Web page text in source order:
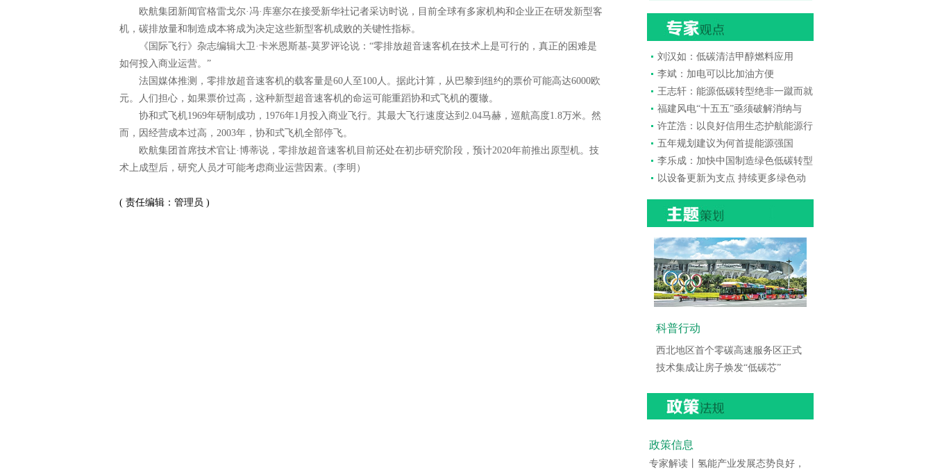
欧航集团新闻官格雷戈尔·冯·库塞尔在接受新华社记者采访时说，目前全球有多家机构和企业正在研发新型客
机，碳排放量和制造成本将成为决定这些新型客机成败的关键性指标。
《国际飞行》杂志编辑大卫·卡米恩斯基-莫罗评论说：“零排放超音速客机在技术上是可行的，真正的困难是
如何投入商业运营。”
法国媒体推测，零排放超音速客机的载客量是60人至100人。据此计算，从巴黎到纽约的票价可能高达6000欧
元。人们担心，如果票价过高，这种新型超音速客机的命运可能重蹈协和式飞机的覆辙。
协和式飞机1969年研制成功，1976年1月投入商业飞行。其最大飞行速度达到2.04马赫，巡航高度1.8万米。然
而，因经营成本过高，2003年，协和式飞机全部停飞。
欧航集团首席技术官让·博蒂说，零排放超音速客机目前还处在初步研究阶段，预计2020年前推出原型机。技
术上成型后，研究人员才可能考虑商业运营因素。(李明）
( 责任编辑：管理员 )
刘汉如：低碳清洁甲醇燃料应用
李斌：加电可以比加油方便
王志轩：能源低碳转型绝非一蹴而就
福建风电“十五五”亟须破解消纳与
许芷浩：以良好信用生态护航能源行
五年规划建议为何首提能源强国
李乐成：加快中国制造绿色低碳转型
以设备更新为支点 持续更多绿色动
科普行动
西北地区首个零碳高速服务区正式
技术集成让房子焕发“低碳芯”
政策信息
专家解读丨氢能产业发展态势良好，